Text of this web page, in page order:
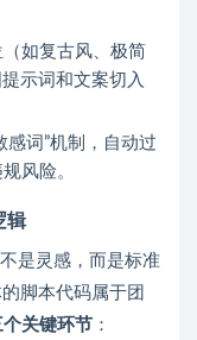
如复古风、极简
示词和文案切入
感词”机制，自动过
风险。
辑
是灵感，而是标准
脚本代码属于团
个关键环节 ：